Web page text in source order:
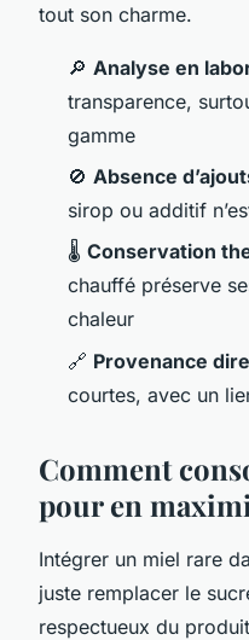
tout son charme.
🔎 Analyse en
transparence,
gamme
🚫 Absence
sirop ou additif
🌡️ Conservation
chauffé préserve
chaleur
🔗 Provenance
courtes, avec un
Comment
pour en
Intégrer un miel rare
juste remplacer le
respectueux du